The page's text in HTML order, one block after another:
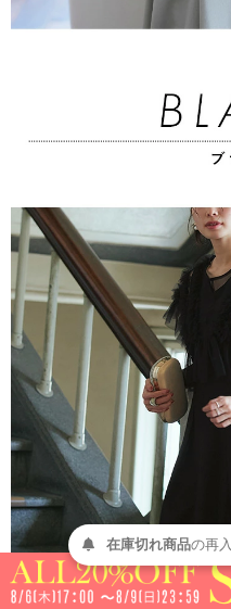
在庫切れ商品の再